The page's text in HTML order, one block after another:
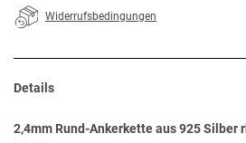
Widerrufsbedingungen
Details
2,4mm Rund-Ankerkette aus 925 Silber